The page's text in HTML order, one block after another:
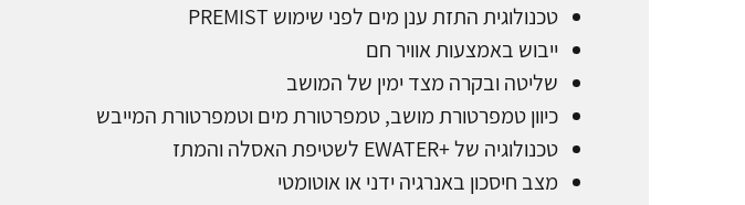
טכנולוגית התזת ענן מים לפני שימוש PREMIST
ייבוש באמצעות אוויר חם
שליטה ובקרה מצד ימין של המושב
כיוון טמפרטורת מושב, טמפרטורת מים וטמפרטורת המייבש
טכנולוגיה של +EWATER לשטיפת האסלה והמתז
מצב חיסכון באנרגיה ידני או אוטומטי